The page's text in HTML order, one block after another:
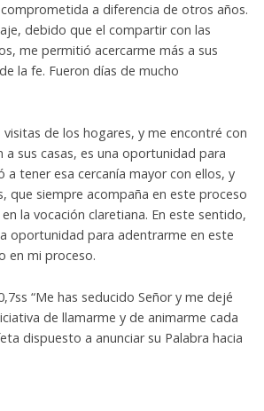
a diferencia de otros años.
debido que el compartir con las
me permitió acercarme más a sus
la fe. Fueron días de mucho
de los hogares, y me encontré con
sus casas, es una oportunidad para
tener esa cercanía mayor con ellos, y
que siempre acompaña en este proceso
la vocación claretiana. En este sentido,
oportunidad para adentrarme en este
en mi proceso.
“Me has seducido Señor y me dejé
de llamarme y de animarme cada
dispuesto a anunciar su Palabra hacia